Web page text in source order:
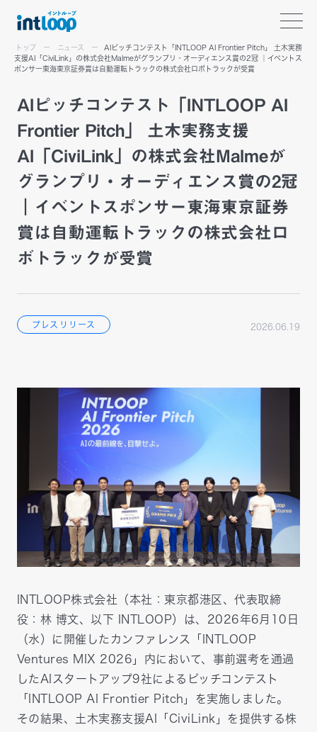
トップ ニュース
AIピッチコンテスト「INTLOOP AI Frontier Pitch」 土木実務
支援AI「CiviLink」の株式会社Malmeがグランプリ・オーディエンス賞の2冠 ｜イベントス
ポンサー東海東京証券賞は自動運転トラックの株式会社ロボトラックが受賞
AIピッチコンテスト「INTLOOP AI
Frontier Pitch」 土木実務支援
AI「CiviLink」の株式会社Malmeが
グランプリ・オーディエンス賞の2冠
｜イベントスポンサー東海東京証券
賞は自動運転トラックの株式会社ロ
ボトラックが受賞
プレスリリース 2026.06.19
INTLOOP株式会社（本社：東京都港区、代表取締
役：林 博文、以下 INTLOOP）は、2026年6月10日
（水）に開催したカンファレンス「INTLOOP
Ventures MIX 2026」内において、事前選考を通過
したAIスタートアップ9社によるピッチコンテスト
「INTLOOP AI Frontier Pitch」を実施しました。
その結果、土木実務支援AI「CiviLink」を提供する株